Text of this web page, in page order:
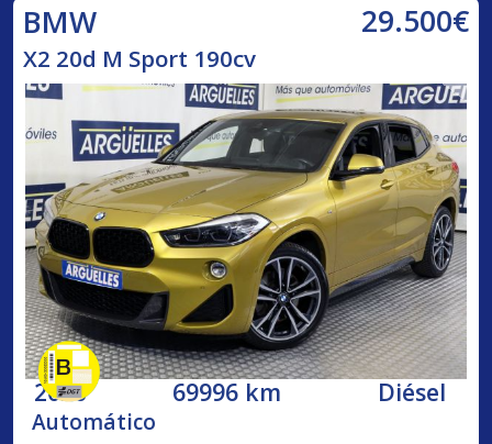
BMW 29.500€
X2 20d M Sport 190cv
2020 69996 km Diésel
Automático